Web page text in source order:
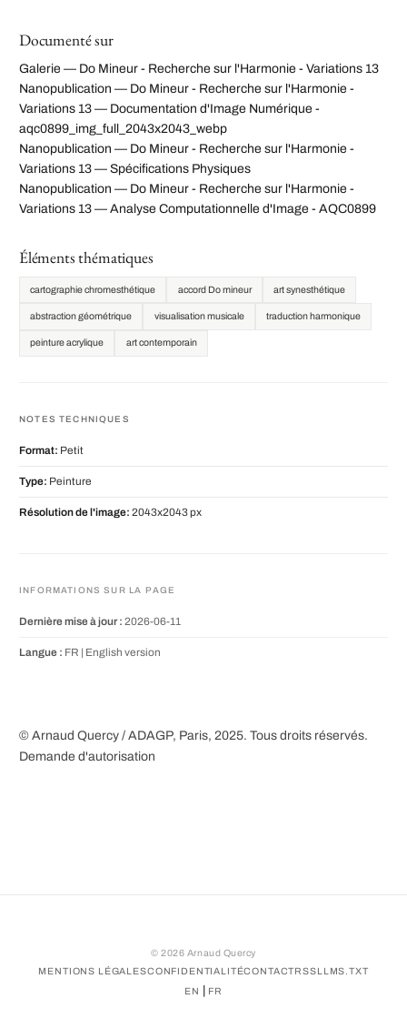
Documenté sur
Galerie — Do Mineur - Recherche sur l'Harmonie - Variations 13
Nanopublication — Do Mineur - Recherche sur l'Harmonie -
Variations 13 — Documentation d'Image Numérique -
aqc0899_img_full_2043x2043_webp
Nanopublication — Do Mineur - Recherche sur l'Harmonie -
Variations 13 — Spécifications Physiques
Nanopublication — Do Mineur - Recherche sur l'Harmonie -
Variations 13 — Analyse Computationnelle d'Image - AQC0899
Éléments thématiques
cartographie chromesthétique accord Do mineur art synesthétique
abstraction géométrique visualisation musicale traduction harmonique
peinture acrylique art contemporain
NOTES TECHNIQUES
Format: Petit
Type: Peinture
Résolution de l'image: 2043x2043 px
INFORMATIONS SUR LA PAGE
Dernière mise à jour : 2026-06-11
Langue : FR | English version
© Arnaud Quercy / ADAGP, Paris, 2025. Tous droits réservés.
Demande d'autorisation
©2026 Arnaud Quercy
MENTIONS LÉGALESCONFIDENTIALITÉCONTACTRSSLLMS.TXT
EN
FR